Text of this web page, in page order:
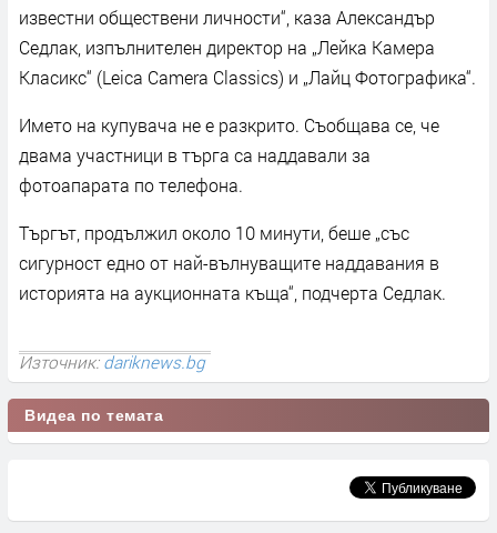
известни обществени личности“, каза Александър
Седлак, изпълнителен директор на „Лейка Камера
Класикс“ (Leica Camera Classics) и „Лайц Фотографика“.
Името на купувача не е разкрито. Съобщава се, че
двама участници в търга са наддавали за
фотоапарата по телефона.
Търгът, продължил около 10 минути, беше „със
сигурност едно от най-вълнуващите наддавания в
историята на аукционната къща“, подчерта Седлак.
Източник:dariknews.bg
Видеа по темата